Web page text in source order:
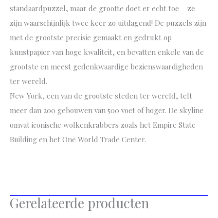
standaardpuzzel, maar de grootte doet er echt toe – ze
zijn waarschijnlijk twee keer zo uitdagend! De puzzels zijn
met de grootste precisie gemaakt en gedrukt op
kunstpapier van hoge kwaliteit, en bevatten enkele van de
grootste en meest gedenkwaardige bezienswaardigheden
ter wereld.
New York, een van de grootste steden ter wereld, telt
meer dan 200 gebouwen van 500 voet of hoger. De skyline
omvat iconische wolkenkrabbers zoals het Empire State
Building en het One World Trade Center.
Gerelateerde producten